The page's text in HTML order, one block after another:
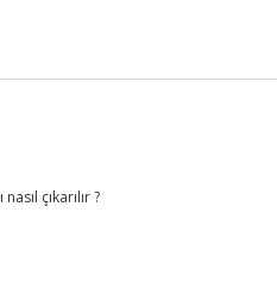
çıkarılır ?